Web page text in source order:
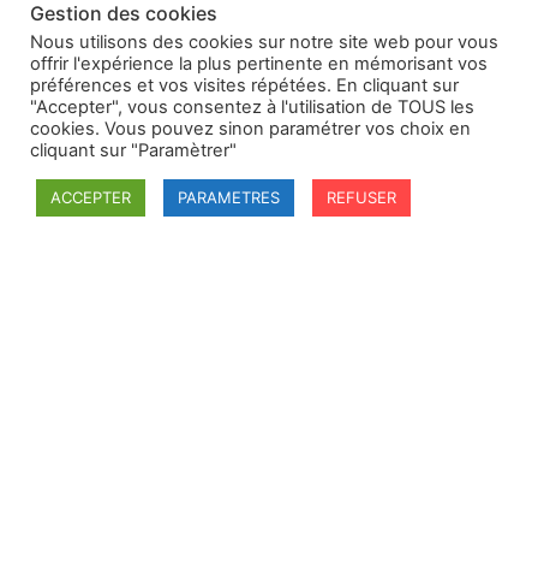
SFDI
Gestion des cookies
Nous utilisons des cookies sur notre site web pour vous
offrir l'expérience la plus pertinente en mémorisant vos
préférences et vos visites répétées. En cliquant sur
"Accepter", vous consentez à l'utilisation de TOUS les
cookies. Vous pouvez sinon paramétrer vos choix en
cliquant sur "Paramètrer"
ACCEPTER PARAMETRES REFUSER